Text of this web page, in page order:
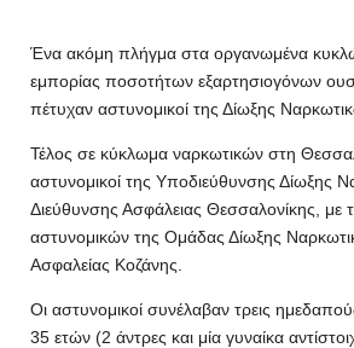
Ένα ακόμη πλήγμα στα οργανωμένα
εμπορίας ποσοτήτων εξαρτησιογόνων
πέτυχαν αστυνομικοί της Δίωξης
Τέλος σε κύκλωμα ναρκωτικών στη
αστυνομικοί της Υποδιεύθυνσης Δίωξης
Διεύθυνσης Ασφάλειας Θεσσαλονίκης, με
αστυνομικών της Ομάδας Δίωξης
Ασφαλείας Κοζάνης.
Οι αστυνομικοί συνέλαβαν τρεις
35 ετών (2 άντρες και μία γυναίκα